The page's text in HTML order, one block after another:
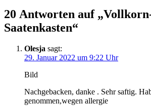
20 Antworten auf
Saatenkasten“
Olesja sagt:
29. Januar 2022 um 9:22 Uhr
Bild
Nachgebacken, danke . Sehr saftig.
genommen,wegen allergie